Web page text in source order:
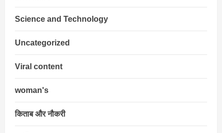
Science and Technology
Uncategorized
Viral content
woman's
किताब और नौकरी